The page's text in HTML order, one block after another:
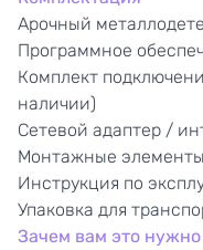
Арочный
Программное
Комплект
наличии)
Сетевой адаптер /
Монтажные элементы
Инструкция по
Упаковка для
Зачем вам это нужно